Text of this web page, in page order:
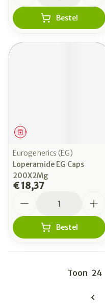
Bestel
Geneesmiddel
Eurogenerics (EG)
Loperamide EG Caps
200X2Mg
€ 18,37
Bestel
Toon